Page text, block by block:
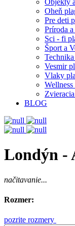
Objekty
Oheň
Pre deti
Príroda
Sci - fi
Šport a
Vesmir
Vlaky
BLOG
Londýn -
načitavanie...
Rozmer:
pozrite rozmery